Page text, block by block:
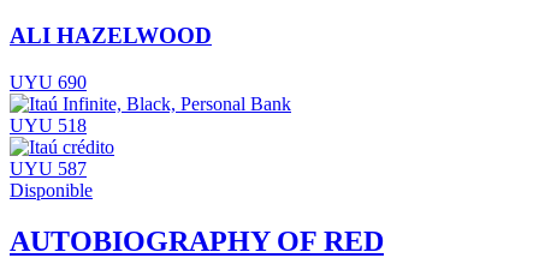
ALI HAZELWOOD
UYU 690
UYU 518
UYU 587
Disponible
AUTOBIOGRAPHY OF RED